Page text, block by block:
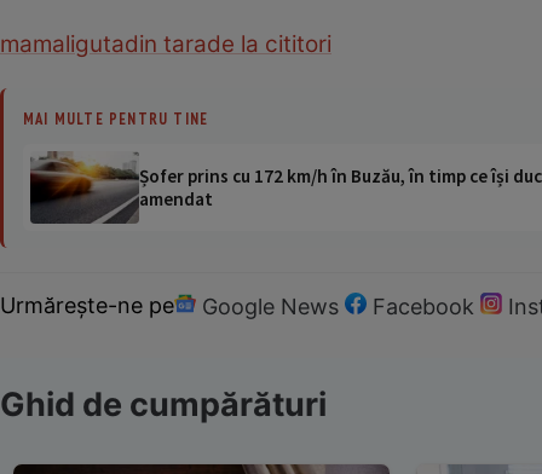
mamaligutadin tarade la cititori
MAI MULTE PENTRU TINE
Șofer prins cu 172 km/h în Buzău, în timp ce își
amendat
Urmărește-ne pe Google News Facebook
Ghid de cumpărături